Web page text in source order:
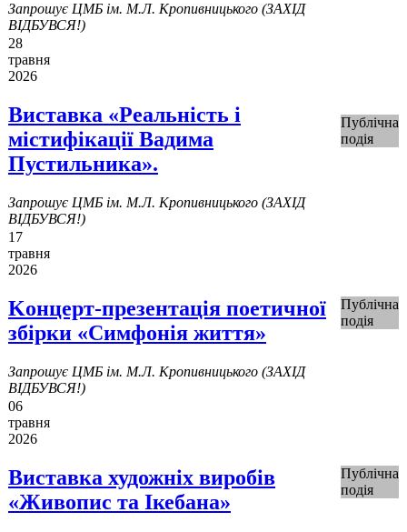
Запрошує ЦМБ ім. М.Л. Кропивницького (ЗАХІД
ВІДБУВСЯ!)
28
травня
2026
Виставка «Реальність і
містифікації Вадима
Пустильника».
Запрошує ЦМБ ім. М.Л. Кропивницького (ЗАХІД
ВІДБУВСЯ!)
Публічна
подія
17
травня
2026
Kонцерт-презентація поетичної
збірки «Симфонія життя»
Запрошує ЦМБ ім. М.Л. Кропивницького (ЗАХІД
ВІДБУВСЯ!)
Публічна
подія
06
травня
2026
Виставка художніх виробів
«Живопис та Ікебана»
Публічна
подія